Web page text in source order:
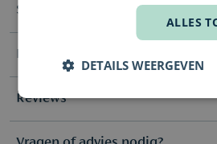
Specificaties
Geur Noten
Diep &
Ingrediënten
Alcohol Denat., Fragrance (parfum),
Eugenol, Evernia Prunastri (oakmoss)
Reviews
ALLES
DETAILS WEERGEVEN